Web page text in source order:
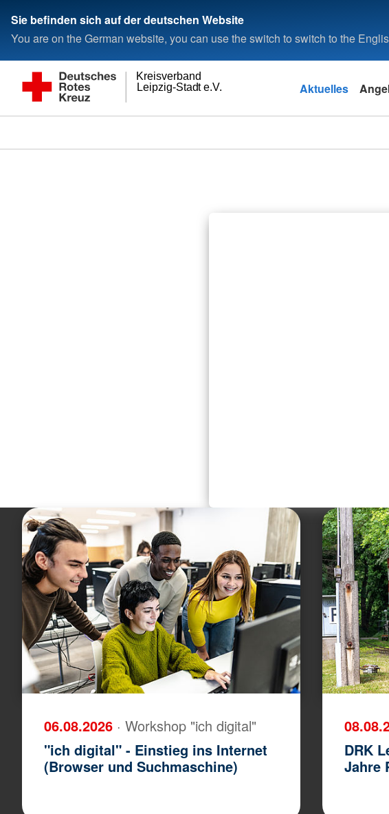
Sie befinden sich auf der deutschen Website
You are on the German website, you can use the switch to switch to the
Leipzig-Stadt e.V.
Kreisverband
Aktuelles
06.08.2026 · Workshop "ich digital"
"ich digital" - Einstieg ins Internet
(Browser und Suchmaschine)
DRK
Jahre